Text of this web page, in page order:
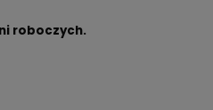
roboczych.